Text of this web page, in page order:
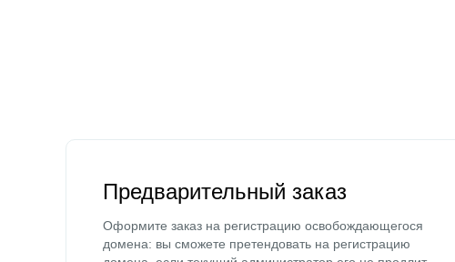
Предварительный заказ
Оформите заказ на регистрацию освобождающегося
домена: вы сможете претендовать на регистрацию